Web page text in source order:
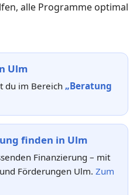
alle Programme optimal
Ulm
du im Bereich „Beratung
finden in Ulm
Finanzierung – mit
Förderungen Ulm. Zum